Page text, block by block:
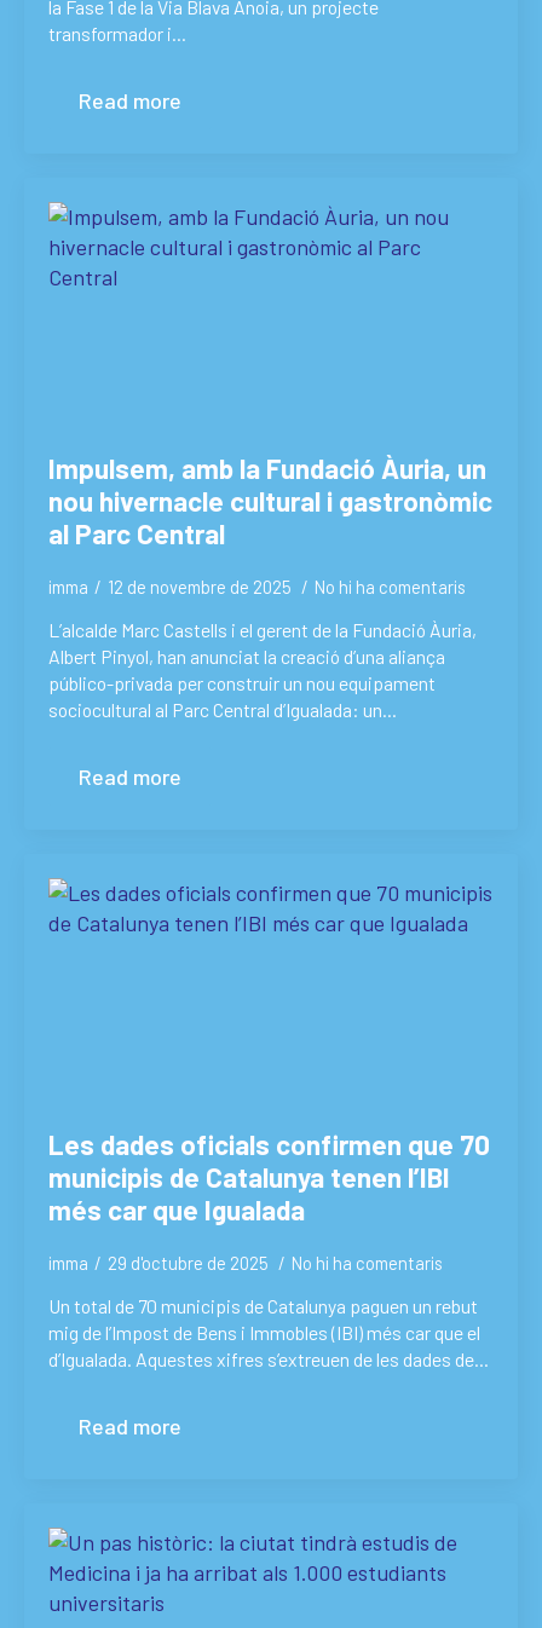
la Fase 1 de la Via Blava Anoia, un projecte
transformador i…
Read more
Impulsem, amb la Fundació Àuria, un
nou hivernacle cultural i gastronòmic
al Parc Central
imma 12 de novembre de 2025 No hi ha comentaris
L’alcalde Marc Castells i el gerent de la Fundació Àuria,
Albert Pinyol, han anunciat la creació d’una aliança
público-privada per construir un nou equipament
sociocultural al Parc Central d’Igualada: un…
Read more
Les dades oficials confirmen que 70
municipis de Catalunya tenen l’IBI
més car que Igualada
imma 29 d'octubre de 2025 No hi ha comentaris
Un total de 70 municipis de Catalunya paguen un rebut
mig de l’Impost de Bens i Immobles (IBI) més car que el
d’Igualada. Aquestes xifres s’extreuen de les dades de…
Read more